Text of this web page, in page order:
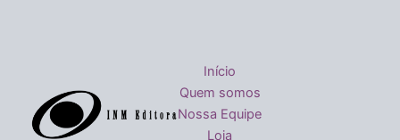
Início
Quem somos
Nossa Equipe
Loja